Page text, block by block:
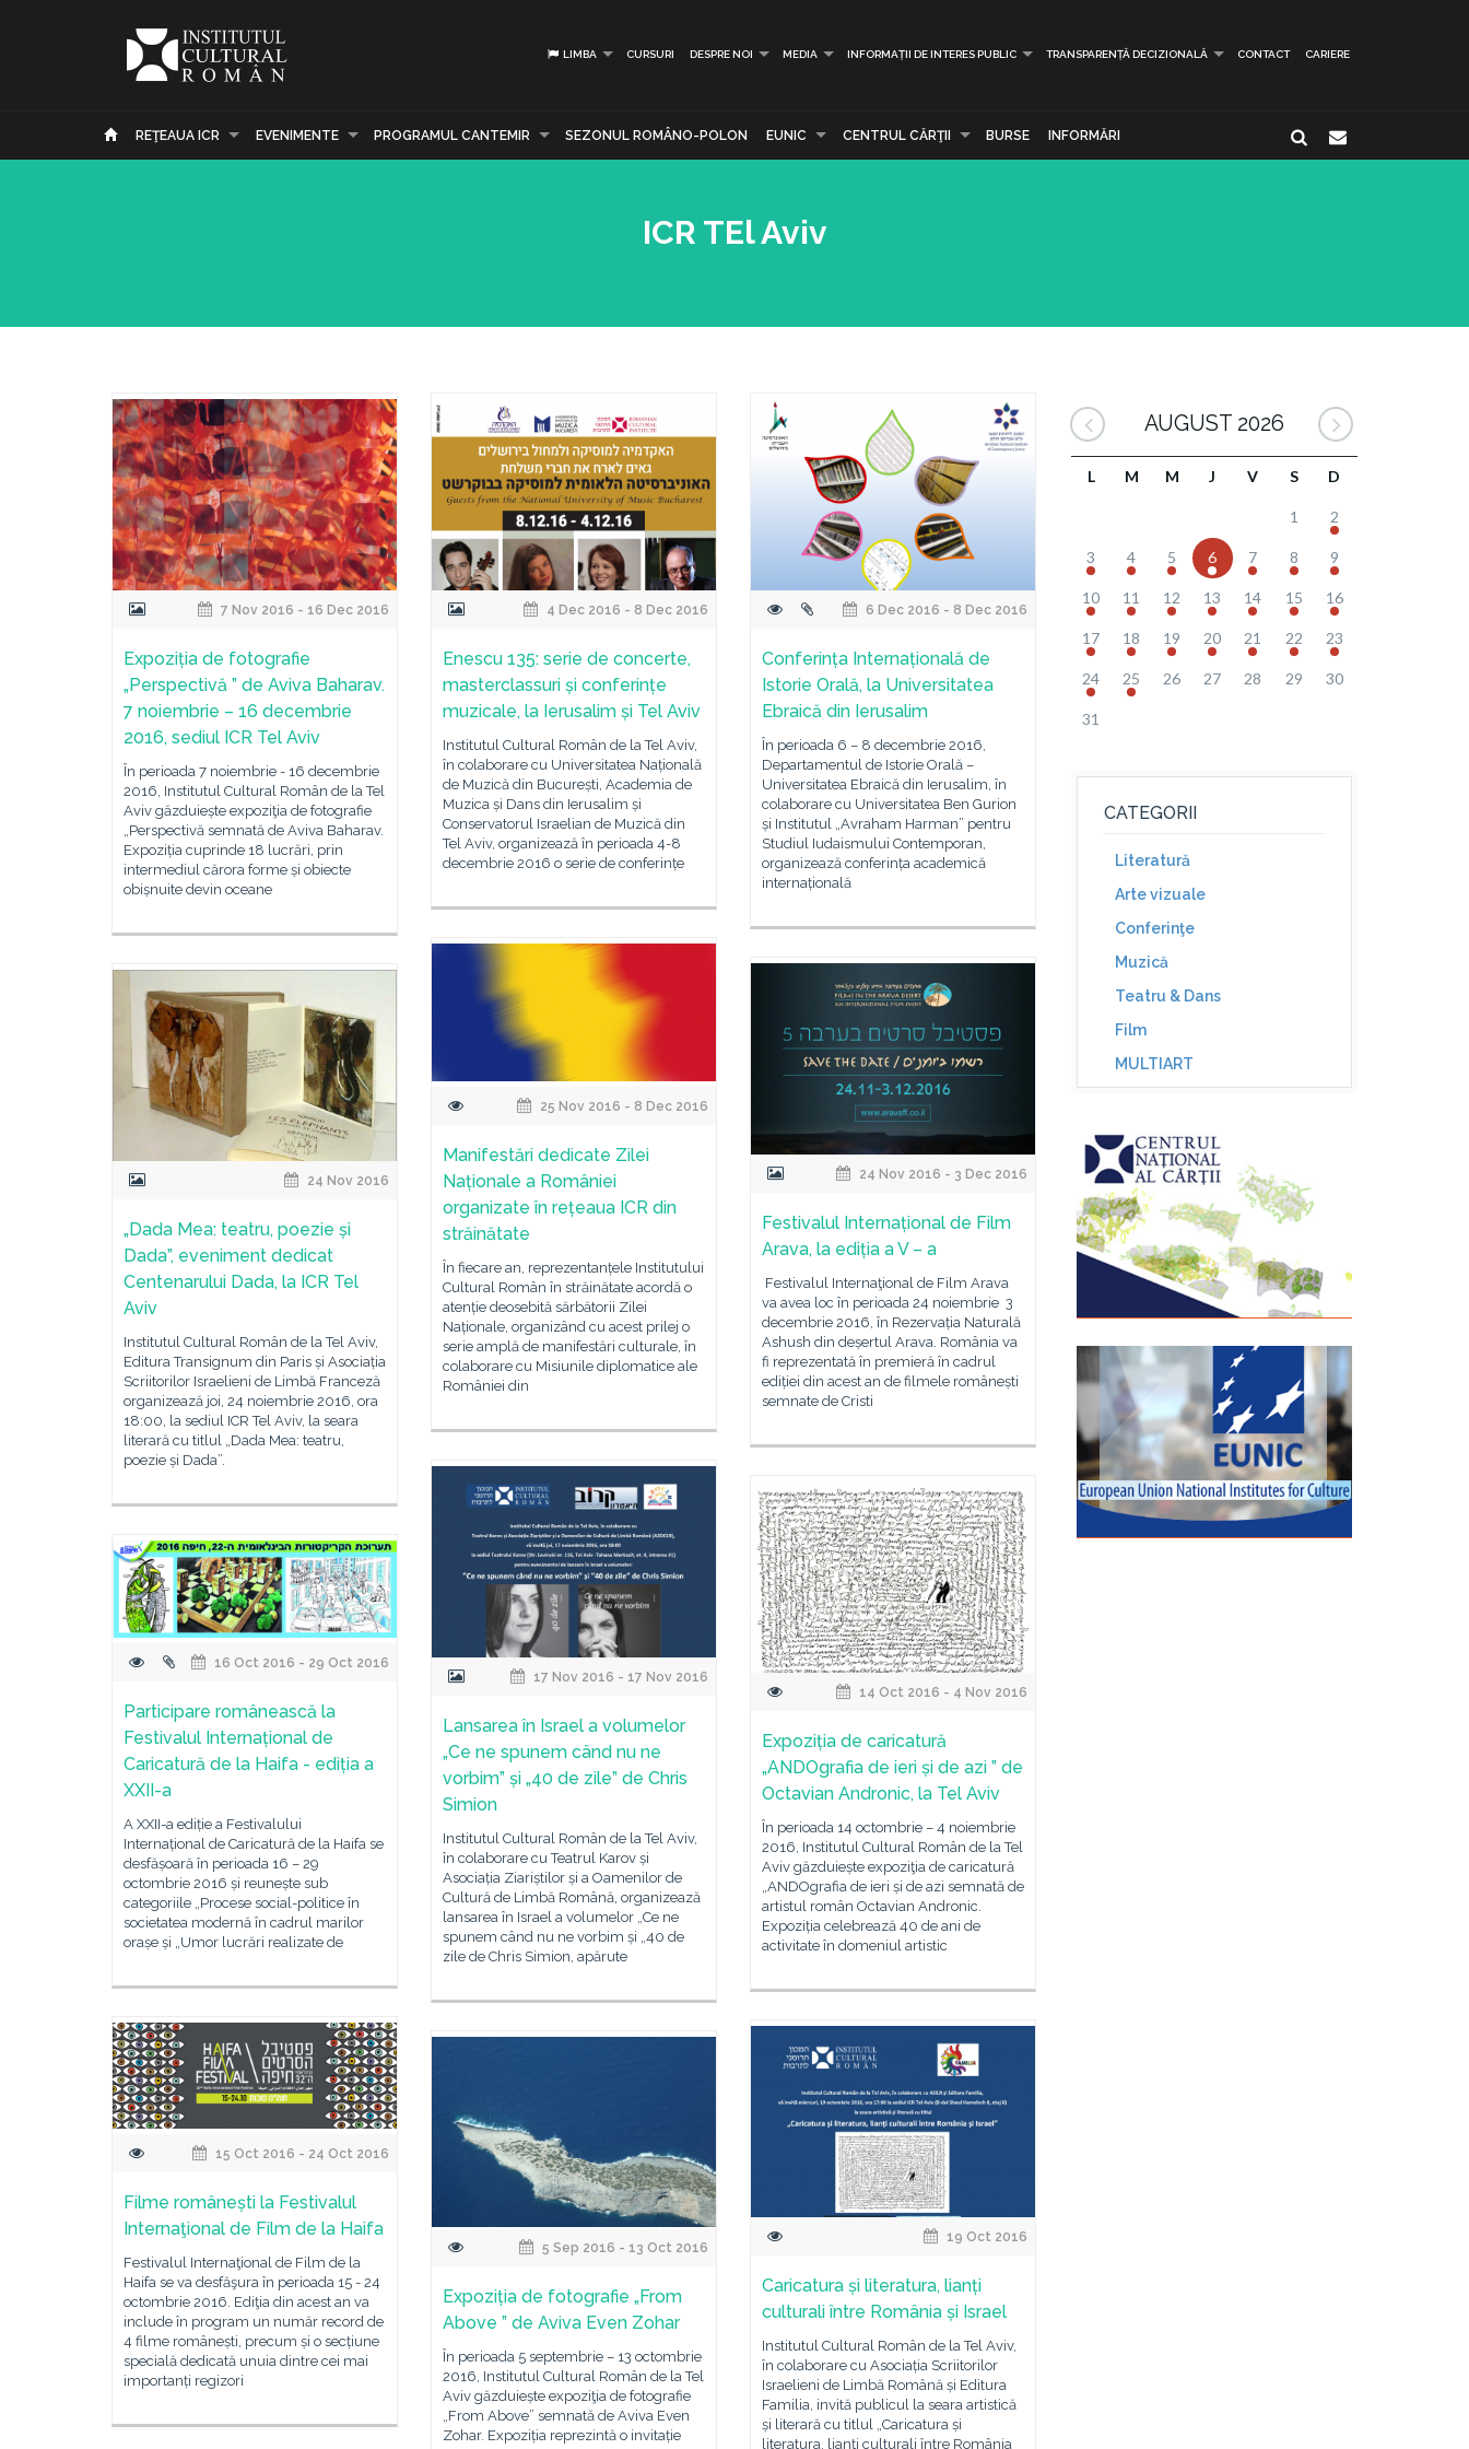
LIMBA CURSURI DESPRE NOI MEDIA INFORMAȚII DE INTERES PUBLIC TRANSPARENȚĂ DECIZIONALĂ CONTACT CARIERE
REŢEAUA ICR EVENIMENTE PROGRAMUL CANTEMIR SEZONUL ROMÂNO-POLON EUNIC CENTRUL CĂRŢII BURSE INFORMĂRI
ICR TEl Aviv
7 Nov 2016 - 16 Dec 2016
Expoziția de fotografie
„Perspectivă ” de Aviva Baharav.
7 noiembrie – 16 decembrie
2016, sediul ICR Tel Aviv
În perioada 7 noiembrie - 16 decembrie
2016, Institutul Cultural Român de la Tel
Aviv găzduiește expoziţia de fotografie
„Perspectivă semnată de Aviva Baharav.
Expoziția cuprinde 18 lucrări, prin
intermediul cărora forme și obiecte
obișnuite devin oceane
4 Dec 2016 - 8 Dec 2016
Enescu 135: serie de concerte,
masterclassuri și conferințe
muzicale, la Ierusalim și Tel Aviv
Institutul Cultural Român de la Tel Aviv,
în colaborare cu Universitatea Națională
de Muzică din București, Academia de
Muzica și Dans din Ierusalim și
Conservatorul Israelian de Muzică din
Tel Aviv, organizează în perioada 4-8
decembrie 2016 o serie de conferințe
6 Dec 2016 - 8 Dec 2016
Conferința Internațională de
Istorie Orală, la Universitatea
Ebraică din Ierusalim
În perioada 6 – 8 decembrie 2016,
Departamentul de Istorie Orală –
Universitatea Ebraică din Ierusalim, în
colaborare cu Universitatea Ben Gurion
și Institutul „Avraham Harman” pentru
Studiul Iudaismului Contemporan,
organizează conferința academică
internațională
25 Nov 2016 - 8 Dec 2016
Manifestări dedicate Zilei
Naționale a României
organizate în rețeaua ICR din
străinătate
În fiecare an, reprezentanțele Institutului
Cultural Român în străinătate acordă o
atenție deosebită sărbătorii Zilei
Naționale, organizând cu acest prilej o
serie amplă de manifestări culturale, în
colaborare cu Misiunile diplomatice ale
României din
24 Nov 2016 - 3 Dec 2016
Festivalul Internațional de Film
Arava, la ediția a V – a
Festivalul Internaţional de Film Arava
va avea loc în perioada 24 noiembrie 3
decembrie 2016, în Rezervația Naturală
Ashush din deșertul Arava. România va
fi reprezentată în premieră în cadrul
ediției din acest an de filmele românești
semnate de Cristi
24 Nov 2016
„Dada Mea: teatru, poezie și
Dada”, eveniment dedicat
Centenarului Dada, la ICR Tel
Aviv
Institutul Cultural Român de la Tel Aviv,
Editura Transignum din Paris și Asociația
Scriitorilor Israelieni de Limbă Franceză
organizează joi, 24 noiembrie 2016, ora
18:00, la sediul ICR Tel Aviv, la seara
literară cu titlul „Dada Mea: teatru,
poezie și Dada”.
17 Nov 2016 - 17 Nov 2016
Lansarea în Israel a volumelor
„Ce ne spunem când nu ne
vorbim” și „40 de zile” de Chris
Simion
Institutul Cultural Român de la Tel Aviv,
în colaborare cu Teatrul Karov și
Asociația Ziariștilor și a Oamenilor de
Cultură de Limbă Română, organizează
lansarea în Israel a volumelor „Ce ne
spunem când nu ne vorbim și „40 de
zile de Chris Simion, apărute
14 Oct 2016 - 4 Nov 2016
Expoziția de caricatură
„ANDOgrafia de ieri și de azi ” de
Octavian Andronic, la Tel Aviv
În perioada 14 octombrie – 4 noiembrie
2016, Institutul Cultural Român de la Tel
Aviv găzduiește expoziţia de caricatură
„ANDOgrafia de ieri și de azi semnată de
artistul român Octavian Andronic.
Expoziția celebrează 40 de ani de
activitate în domeniul artistic
16 Oct 2016 - 29 Oct 2016
Participare românească la
Festivalul Internațional de
Caricatură de la Haifa - ediția a
XXII-a
A XXII-a ediție a Festivalului
Internațional de Caricatură de la Haifa se
desfășoară în perioada 16 – 29
octombrie 2016 și reunește sub
categoriile „Procese social-politice în
societatea modernă în cadrul marilor
orașe și „Umor lucrări realizate de
15 Oct 2016 - 24 Oct 2016
Filme românești la Festivalul
Internaţional de Film de la Haifa
Festivalul Internaţional de Film de la
Haifa se va desfăşura în perioada 15 - 24
octombrie 2016. Ediţia din acest an va
include în program un număr record de
4 filme românești, precum și o secțiune
specială dedicată unuia dintre cei mai
importanți regizori
19 Oct 2016
Caricatura și literatura, lianți
culturali între România și Israel
Institutul Cultural Român de la Tel Aviv,
în colaborare cu Asociația Scriitorilor
Israelieni de Limbă Română și Editura
Familia, invită publicul la seara artistică
și literară cu titlul „Caricatura și
literatura, lianți culturali între România
5 Sep 2016 - 13 Oct 2016
Expoziția de fotografie „From
Above ” de Aviva Even Zohar
În perioada 5 septembrie – 13 octombrie
2016, Institutul Cultural Român de la Tel
Aviv găzduiește expoziţia de fotografie
„From Above” semnată de Aviva Even
Zohar. Expoziția reprezintă o invitație
AUGUST 2026
L M M J V S D
1 2
3 4 5 6 7 8 9
10 11 12 13 14 15 16
17 18 19 20 21 22 23
24 25 26 27 28 29 30
31
CATEGORII
Literatură
Arte vizuale
Conferinţe
Muzică
Teatru & Dans
Film
MULTIART